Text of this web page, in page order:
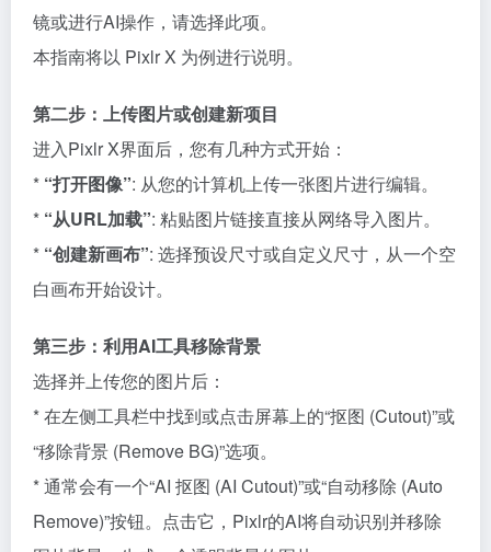
镜或进行AI操作，请选择此项。
本指南将以 Pixlr X 为例进行说明。
第二步：上传图片或创建新项目
进入Pixlr X界面后，您有几种方式开始：
* “打开图像”: 从您的计算机上传一张图片进行编辑。
* “从URL加载”: 粘贴图片链接直接从网络导入图片。
* “创建新画布”: 选择预设尺寸或自定义尺寸，从一个空
白画布开始设计。
第三步：利用AI工具移除背景
选择并上传您的图片后：
* 在左侧工具栏中找到或点击屏幕上的“抠图 (Cutout)”或
“移除背景 (Remove BG)”选项。
* 通常会有一个“AI 抠图 (AI Cutout)”或“自动移除 (Auto
Remove)”按钮。点击它，Pixlr的AI将自动识别并移除